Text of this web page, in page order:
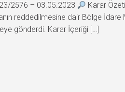
2576 – 03.05.2023
Karar
reddedilmesine dair Bölge İdare
gönderdi. Karar İçeriği […]